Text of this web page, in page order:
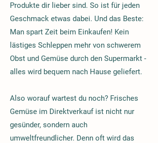
Produkte dir lieber sind. So ist für jeden
Geschmack etwas dabei. Und das Beste:
Man spart Zeit beim Einkaufen! Kein
lästiges Schleppen mehr von schwerem
Obst und Gemüse durch den Supermarkt -
alles wird bequem nach Hause geliefert.
Also worauf wartest du noch? Frisches
Gemüse im Direktverkauf ist nicht nur
gesünder, sondern auch
umweltfreundlicher. Denn oft wird das